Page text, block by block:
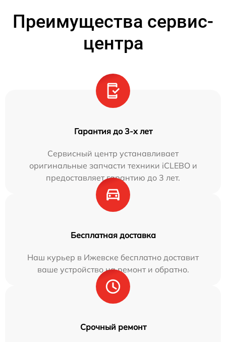
Преимущества сервис-
центра
Гарантия до 3-х лет
Сервисный центр устанавливает
оригинальные запчасти техники iCLEBO и
предоставляет гарантию до 3 лет.
Бесплатная доставка
Наш курьер в Ижевске бесплатно доставит
ваше устройство на ремонт и обратно.
Срочный ремонт